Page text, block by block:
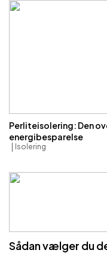
Perliteisolering: Den
energibesparelse
Isolering
Sådan vælger du